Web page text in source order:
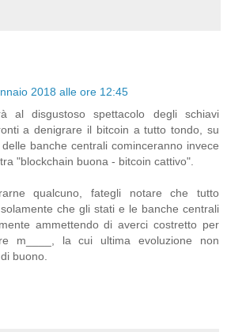
2018 alle ore 12:45
al disgustoso spettacolo degli schiavi
a denigrare il bitcoin a tutto tondo, su
banche centrali cominceranno invece
"blockchain buona - bitcoin cattivo".
qualcuno, fategli notare che tutto
che gli stati e le banche centrali
ammettendo di averci costretto per
m____, la cui ultima evoluzione non
buono.